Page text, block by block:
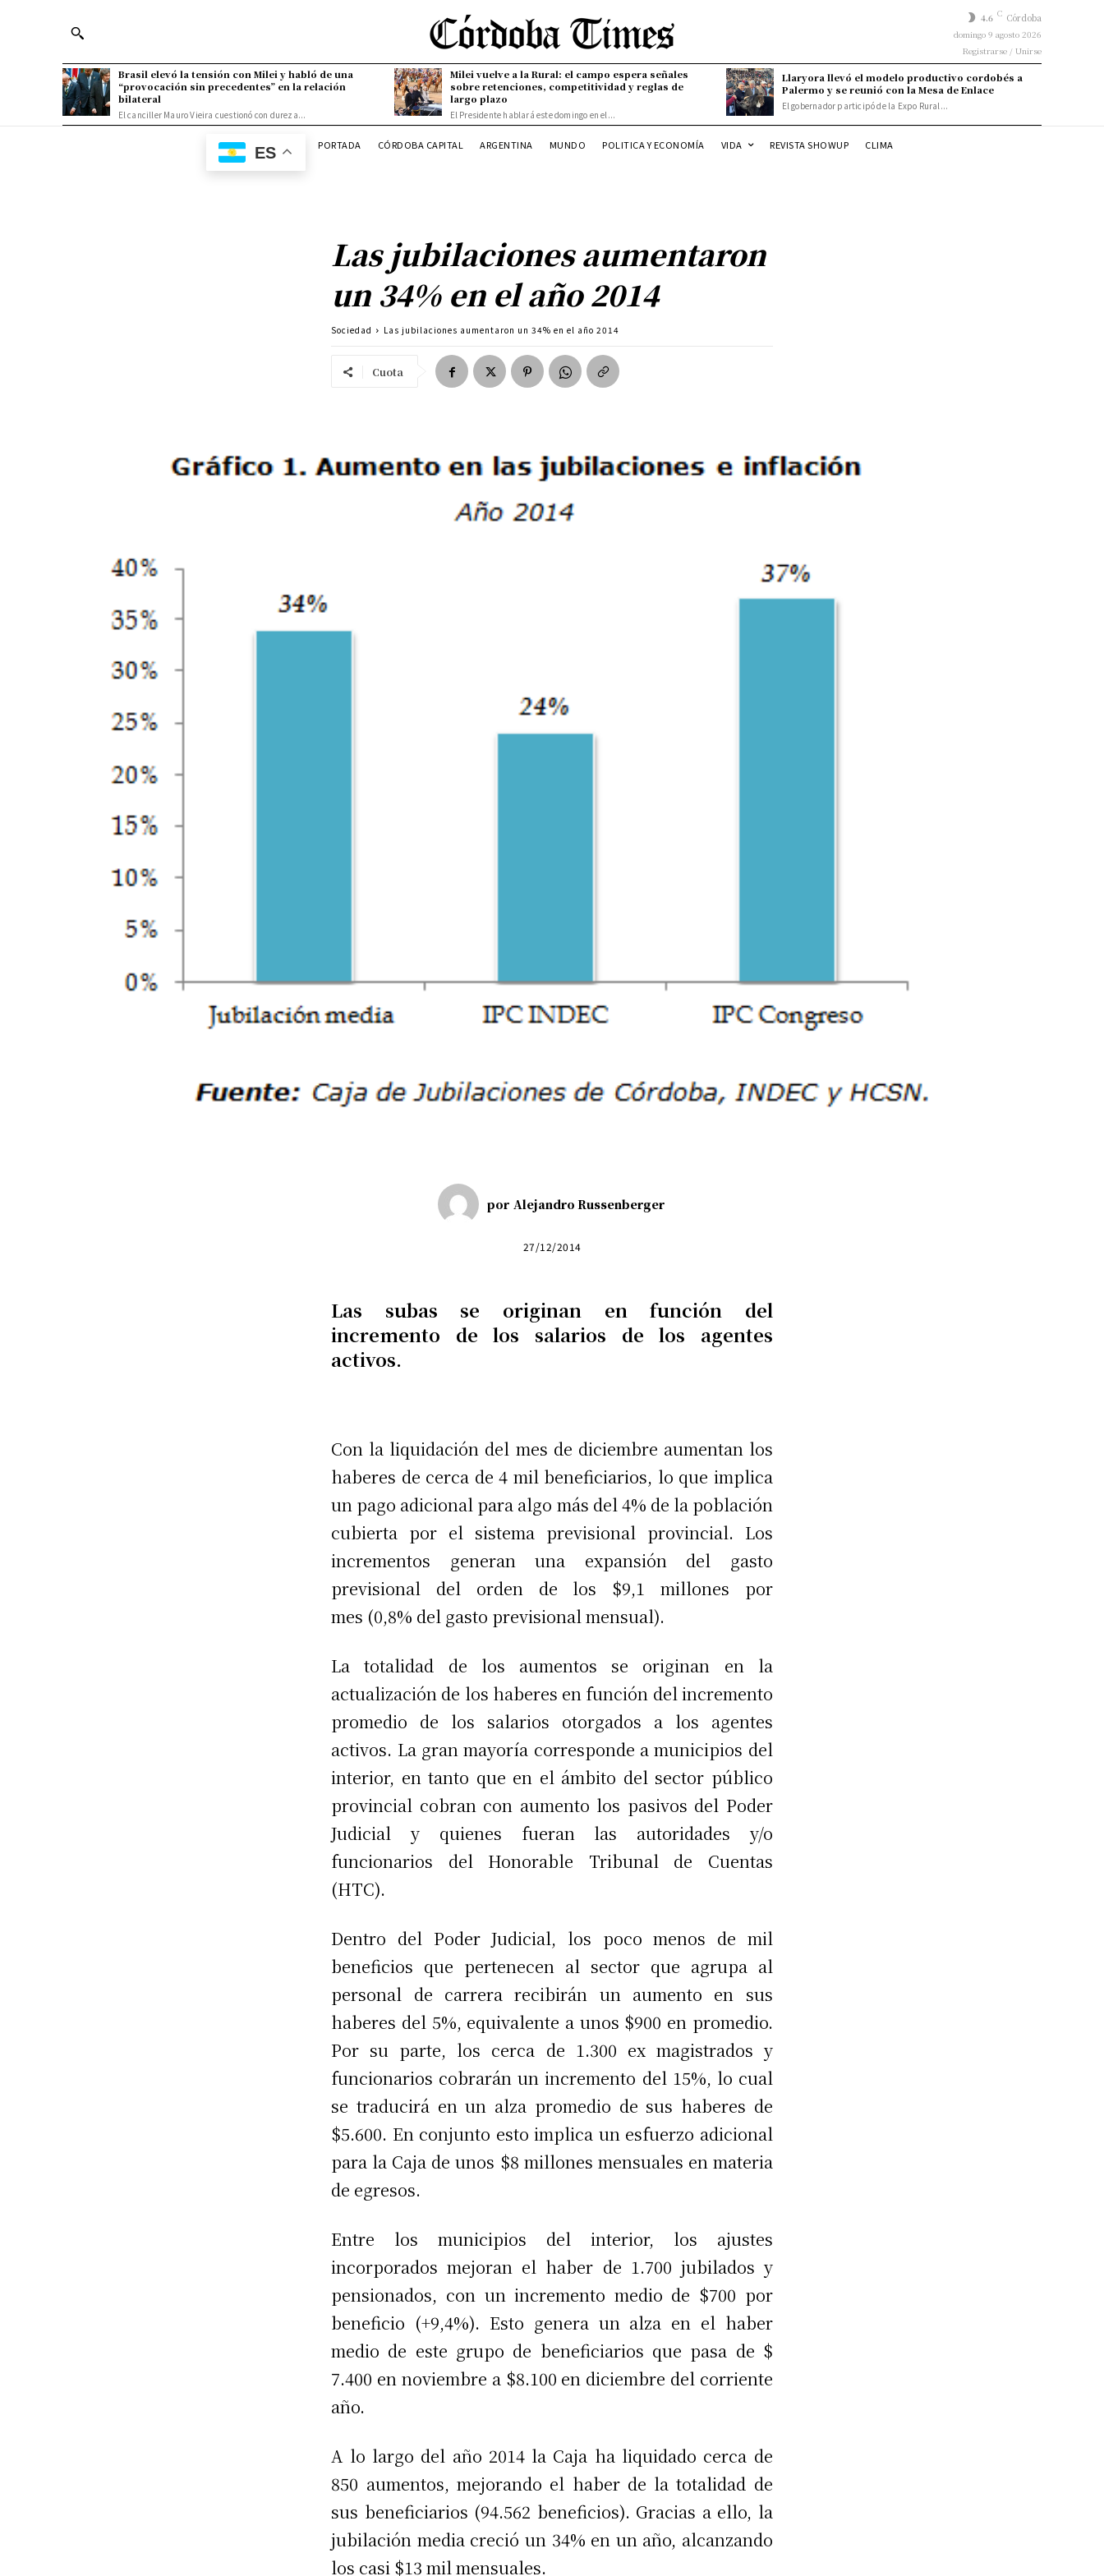
4.6 C Córdoba
domingo 9 agosto 2026
Registrarse / Unirse
Brasil elevó la tensión con Milei y habló de una
“provocación sin precedentes” en la relación
bilateral
El canciller Mauro Vieira cuestionó con dureza...
Milei vuelve a la Rural: el campo espera señales
sobre retenciones, competitividad y reglas de
largo plazo
El Presidente hablará este domingo en el...
Llaryora llevó el modelo productivo cordobés a
Palermo y se reunió con la Mesa de Enlace
El gobernador participó de la Expo Rural...
ES PORTADA CÓRDOBA CAPITAL ARGENTINA MUNDO POLITICA Y ECONOMÍA VIDA REVISTA SHOWUP CLIMA
Las jubilaciones aumentaron
un 34% en el año 2014
Sociedad Las jubilaciones aumentaron un 34% en el año 2014
Cuota
por Alejandro Russenberger
27/12/2014
Las subas se originan en función del
incremento de los salarios de los agentes
activos.
Con la liquidación del mes de diciembre aumentan los
haberes de cerca de 4 mil beneficiarios, lo que implica
un pago adicional para algo más del 4% de la población
cubierta por el sistema previsional provincial. Los
incrementos generan una expansión del gasto
previsional del orden de los $9,1 millones por
mes (0,8% del gasto previsional mensual).
La totalidad de los aumentos se originan en la
actualización de los haberes en función del incremento
promedio de los salarios otorgados a los agentes
activos. La gran mayoría corresponde a municipios del
interior, en tanto que en el ámbito del sector público
provincial cobran con aumento los pasivos del Poder
Judicial y quienes fueran las autoridades y/o
funcionarios del Honorable Tribunal de Cuentas
(HTC).
Dentro del Poder Judicial, los poco menos de mil
beneficios que pertenecen al sector que agrupa al
personal de carrera recibirán un aumento en sus
haberes del 5%, equivalente a unos $900 en promedio.
Por su parte, los cerca de 1.300 ex magistrados y
funcionarios cobrarán un incremento del 15%, lo cual
se traducirá en un alza promedio de sus haberes de
$5.600. En conjunto esto implica un esfuerzo adicional
para la Caja de unos $8 millones mensuales en materia
de egresos.
Entre los municipios del interior, los ajustes
incorporados mejoran el haber de 1.700 jubilados y
pensionados, con un incremento medio de $700 por
beneficio (+9,4%). Esto genera un alza en el haber
medio de este grupo de beneficiarios que pasa de $
7.400 en noviembre a $8.100 en diciembre del corriente
año.
A lo largo del año 2014 la Caja ha liquidado cerca de
850 aumentos, mejorando el haber de la totalidad de
sus beneficiarios (94.562 beneficios). Gracias a ello, la
jubilación media creció un 34% en un año, alcanzando
los casi $13 mil mensuales.